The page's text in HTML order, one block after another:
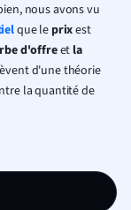
nous avons vu
que le prixest
d'offreet la
d'une théorie
la quantité de